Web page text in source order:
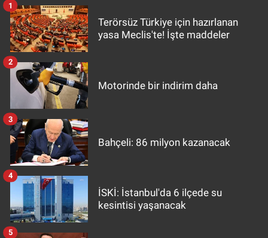
Terörsüz Türkiye için hazırlanan
yasa Meclis'te! İşte maddeler
1
Motorinde bir indirim daha
2
Bahçeli: 86 milyon kazanacak
3
İSKİ: İstanbul'da 6 ilçede su
kesintisi yaşanacak
4
5